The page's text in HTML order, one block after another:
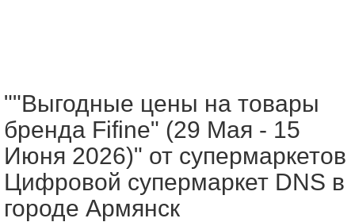
""Выгодные цены на товары
бренда Fifine" (29 Мая - 15
Июня 2026)" от супермаркетов
Цифровой супермаркет DNS в
городе Армянск